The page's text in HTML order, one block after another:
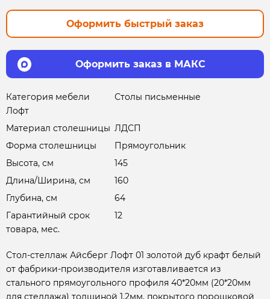
Оформить быстрый заказ
Оформить заказ в МАКС
Категория мебели
Лофт
Столы письменные
Материал столешницы ЛДСП
Форма столешницы
Прямоугольник
Высота, см
145
Длина/Ширина, см
160
Глубина, см
64
Гарантийный срок
товара, мес.
12
Стол-стеллаж Айсберг Лофт 01 золотой дуб крафт белый
от фабрики-производителя изготавливается из
стального прямоугольного профиля 40*20мм (20*20мм
для стеллажа) толщиной 1,2мм, покрытого порошковой